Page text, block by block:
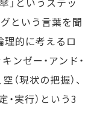
という言葉を聞
理的に考えるロ
ンゼー・アンド・
（現状の把握）、
・実行）という3